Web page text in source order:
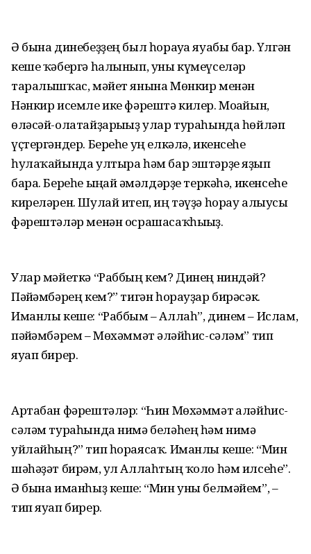
Ә бына динебеҙҙең был һорауға яуабы бар. Үлгән
кеше ҡәбергә һалынып, уны күмеүселәр
таралышҡас, мәйет янына Мөнкир менән
Нәнкир исемле ике фәрештә килер. Моғайын,
өләсәй-олатайҙарығыҙ улар тураһында һөйләп
үҫтергәндер. Береһе уң елкәлә, икенсеһе
һулаҡайында ултыра һәм бар эштәрҙе яҙып
бара. Береһе ыңғай ғәмәлдәрҙе теркәһә, икенсеһе
киреләрен. Шулай итеп, иң тәүҙә һорау алыусы
фәрештәләр менән осрашасаҡһығыҙ.
Улар мәйеткә “Раббың кем? Динең ниндәй?
Пәйғәмбәрең кем?” тигән һорауҙар бирәсәк.
Иманлы кеше: “Раббым – Аллаһ”, динем – Ислам,
пәйғәмбәрем – Мөхәммәт ғәләйһис-сәләм” тип
яуап бирер.
Артабан фәрештәләр: “Һин Мөхәммәт ғаләйһис-
сәләм тураһында нимә беләһең һәм нимә
уйлайһың?” тип һораясаҡ. Иманлы кеше: “Мин
шәһәҙәт бирәм, ул Аллаһтың ҡоло һәм илсеһе”.
Ә бына иманһыҙ кеше: “Мин уны белмәйем”, –
тип яуап бирер.